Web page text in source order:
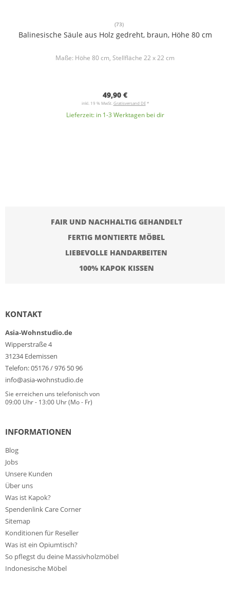
(73)
Balinesische Säule aus Holz gedreht, braun, Höhe 80 cm
Maße: Höhe 80 cm, Stellfläche 22 x 22 cm
49,90 €
inkl. 19 % MwSt.Gratisversand DE*
Lieferzeit: in 1-3 Werktagen bei dir
FAIR UND NACHHALTIG GEHANDELT
FERTIG MONTIERTE MÖBEL
LIEBEVOLLE HANDARBEITEN
100% KAPOK KISSEN
KONTAKT
Asia-Wohnstudio.de
Wipperstraße 4
31234 Edemissen
Telefon: 05176 / 976 50 96
info@asia-wohnstudio.de
Sie erreichen uns telefonisch von
09:00 Uhr - 13:00 Uhr (Mo - Fr)
INFORMATIONEN
Blog
Jobs
Unsere Kunden
Über uns
Was ist Kapok?
Spendenlink Care Corner
Sitemap
Konditionen für Reseller
Was ist ein Opiumtisch?
So pflegst du deine Massivholzmöbel
Indonesische Möbel